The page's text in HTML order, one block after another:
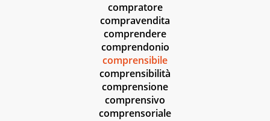
compratore
compravendita
comprendere
comprendonio
comprensibile
comprensibilità
comprensione
comprensivo
comprensoriale